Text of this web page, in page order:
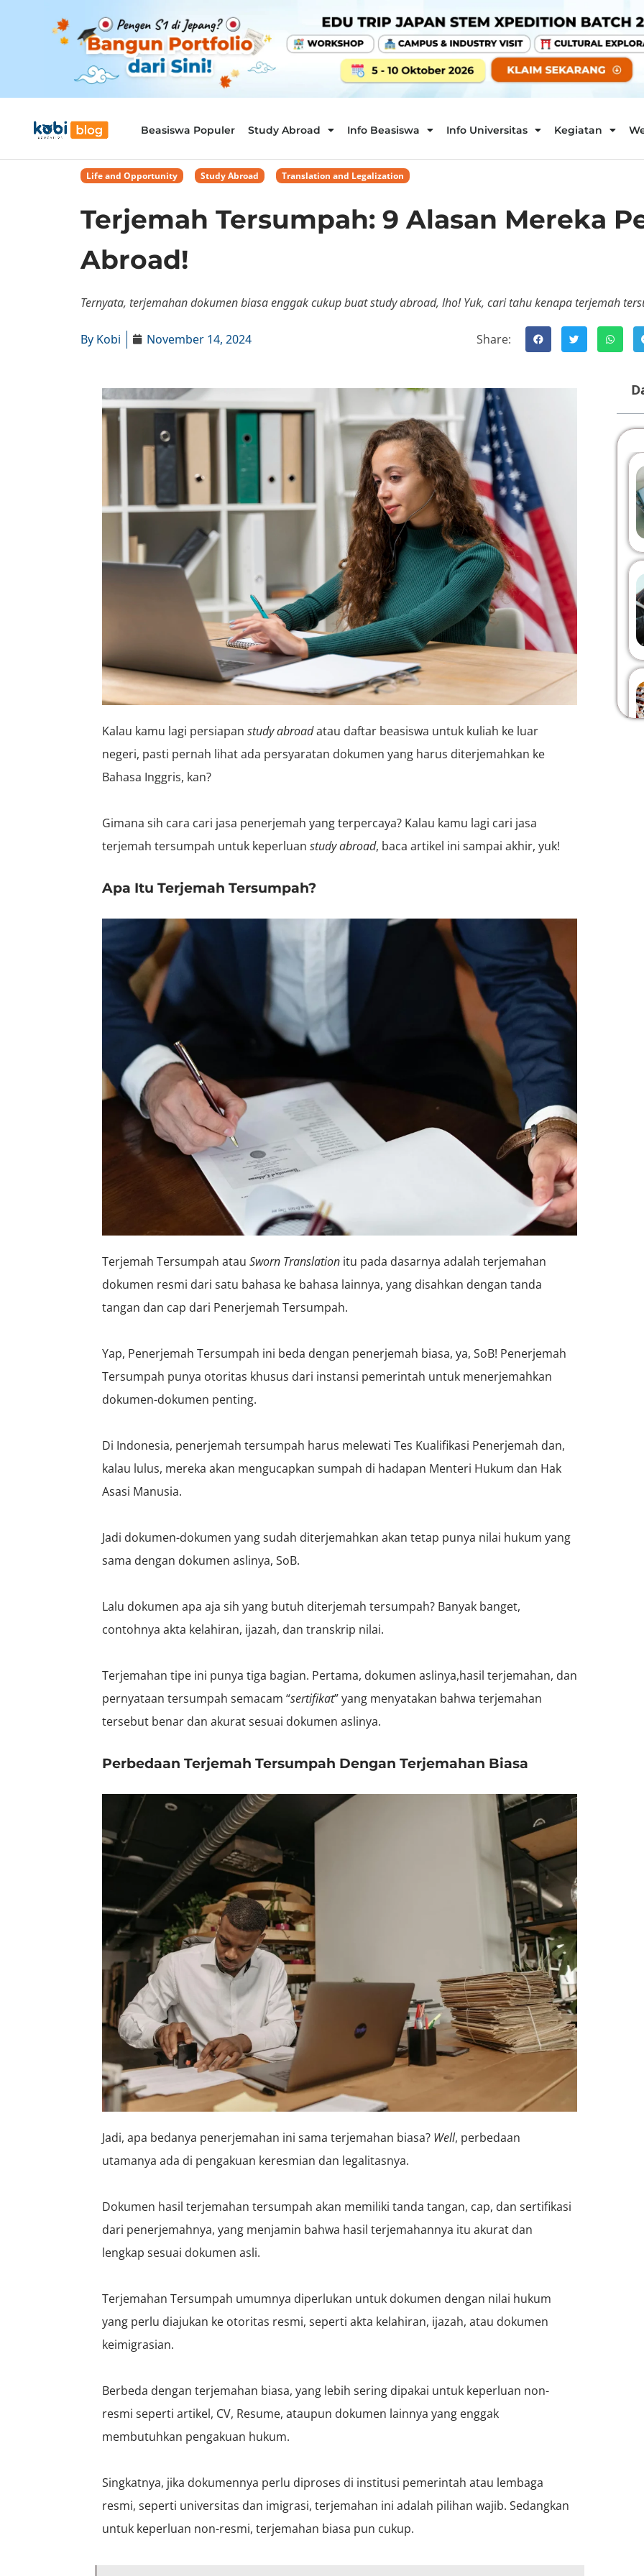
Beasiswa Populer Study Abroad Info Beasiswa Info Universitas Kegiatan
Life and Opportunity Study Abroad Translation and Legalization
Terjemah Tersumpah: 9 Alasan Mereka
Abroad!
Ternyata, terjemahan dokumen biasa enggak cukup buat study abroad, lho! Yuk, cari tahu kenapa terjemah
By Kobi November 14, 2024 Share:
Kalau kamu lagi persiapan study abroadatau daftar beasiswa untuk kuliah ke luar
negeri, pasti pernah lihat ada persyaratan dokumen yang harus diterjemahkan ke
Bahasa Inggris, kan?
Gimana sih cara cari jasa penerjemah yang terpercaya? Kalau kamu lagi cari jasa
terjemah tersumpah untuk keperluan study abroad, baca artikel ini sampai akhir, yuk!
Apa Itu Terjemah Tersumpah?
Terjemah Tersumpah atau Sworn Translation itu pada dasarnya adalah terjemahan
dokumen resmi dari satu bahasa ke bahasa lainnya, yang disahkan dengan tanda
tangan dan cap dari Penerjemah Tersumpah.
Yap, Penerjemah Tersumpah ini beda dengan penerjemah biasa, ya, SoB! Penerjemah
Tersumpah punya otoritas khusus dari instansi pemerintah untuk menerjemahkan
dokumen-dokumen penting.
Di Indonesia, penerjemah tersumpah harus melewati Tes Kualifikasi Penerjemah dan,
kalau lulus, mereka akan mengucapkan sumpah di hadapan Menteri Hukum dan Hak
Asasi Manusia.
Jadi dokumen-dokumen yang sudah diterjemahkan akan tetap punya nilai hukum yang
sama dengan dokumen aslinya, SoB.
Lalu dokumen apa aja sih yang butuh diterjemah tersumpah? Banyak banget,
contohnya akta kelahiran, ijazah, dan transkrip nilai.
Terjemahan tipe ini punya tiga bagian. Pertama, dokumen aslinya,hasil terjemahan, dan
pernyataan tersumpah semacam “sertifikat” yang menyatakan bahwa terjemahan
tersebut benar dan akurat sesuai dokumen aslinya.
Perbedaan Terjemah Tersumpah Dengan Terjemahan Biasa
Jadi, apa bedanya penerjemahan ini sama terjemahan biasa? Well, perbedaan
utamanya ada di pengakuan keresmian dan legalitasnya.
Dokumen hasil terjemahan tersumpah akan memiliki tanda tangan, cap, dan sertifikasi
dari penerjemahnya, yang menjamin bahwa hasil terjemahannya itu akurat dan
lengkap sesuai dokumen asli.
Terjemahan Tersumpah umumnya diperlukan untuk dokumen dengan nilai hukum
yang perlu diajukan ke otoritas resmi, seperti akta kelahiran, ijazah, atau dokumen
keimigrasian.
Berbeda dengan terjemahan biasa, yang lebih sering dipakai untuk keperluan non-
resmi seperti artikel, CV, Resume, ataupun dokumen lainnya yang enggak
membutuhkan pengakuan hukum.
Singkatnya, jika dokumennya perlu diproses di institusi pemerintah atau lembaga
resmi, seperti universitas dan imigrasi, terjemahan ini adalah pilihan wajib. Sedangkan
untuk keperluan non-resmi, terjemahan biasa pun cukup.